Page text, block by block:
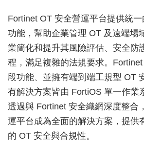
Fortinet OT 安全營運平台提供統
功能，幫助企業管理 OT 及遠端場
業簡化和提升其風險評估、安全防
程，滿足複雜的法規要求。
段功能、並擁有端到端工規型 OT
有解決方案皆由 FortiOS 單一作業
透過與 Fortinet 安全織網深度整合
運平台成為全面的解決方案，提供
的 OT 安全與合規性。